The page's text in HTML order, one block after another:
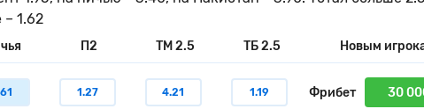
– 1.62
П2 ТМ 2.5 ТБ 2.5 Новым
1.27 4.21 1.19 Фрибет 30